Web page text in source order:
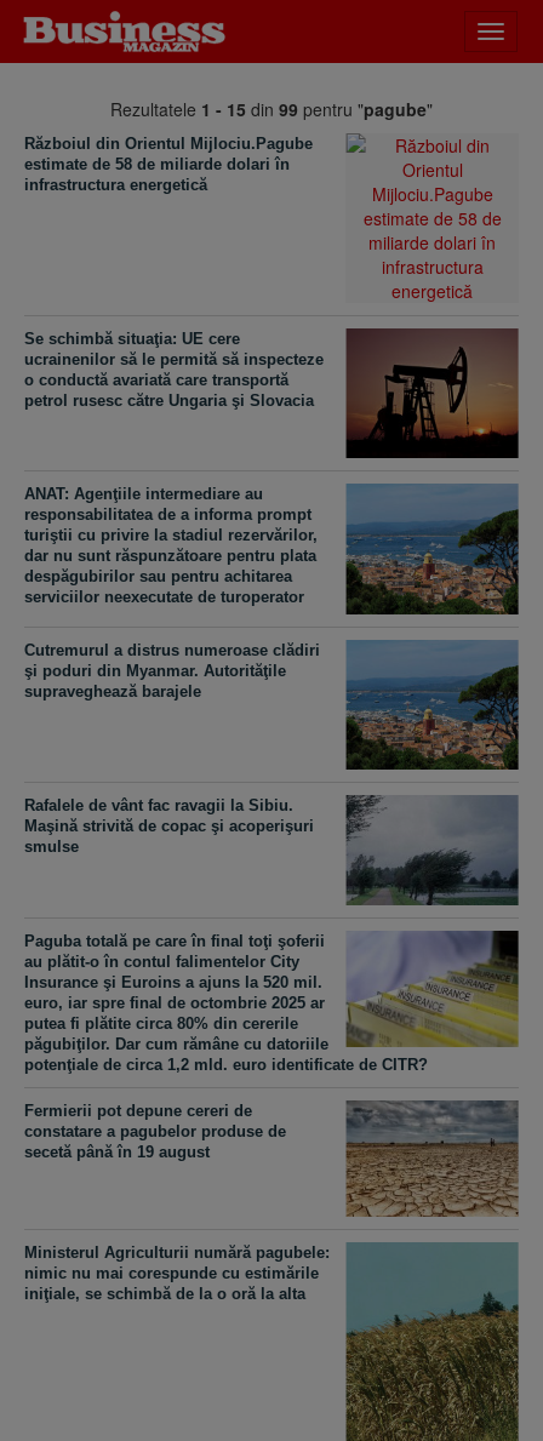
meniu
Rezultatele 1 - 15 din 99 pentru "pagube"
Războiul din Orientul Mijlociu.Pagube
estimate de 58 de miliarde dolari în
infrastructura energetică
Se schimbă situaţia: UE cere
ucrainenilor să le permită să inspecteze
o conductă avariată care transportă
petrol rusesc către Ungaria şi Slovacia
​ANAT: Agenţiile intermediare au
responsabilitatea de a informa prompt
turiştii cu privire la stadiul rezervărilor,
dar nu sunt răspunzătoare pentru plata
despăgubirilor sau pentru achitarea
serviciilor neexecutate de turoperator
Cutremurul a distrus numeroase clădiri
şi poduri din Myanmar. Autorităţile
supraveghează barajele
Rafalele de vânt fac ravagii la Sibiu.
Maşină strivită de copac şi acoperişuri
smulse
Paguba totală pe care în final toţi şoferii
au plătit-o în contul falimentelor City
Insurance şi Euroins a ajuns la 520 mil.
euro, iar spre final de octombrie 2025 ar
putea fi plătite circa 80% din cererile
păgubiţilor. Dar cum rămâne cu datoriile
potenţiale de circa 1,2 mld. euro identificate de CITR?
Fermierii pot depune cereri de
constatare a pagubelor produse de
secetă până în 19 august
Ministerul Agriculturii numără pagubele:
nimic nu mai corespunde cu estimările
iniţiale, se schimbă de la o oră la alta